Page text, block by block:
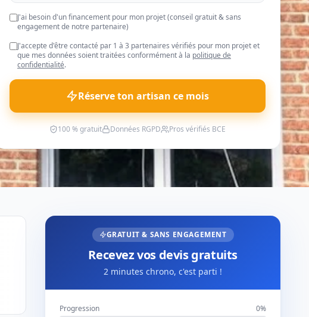
J'ai besoin d'un financement pour mon projet (conseil gratuit & sans
engagement de notre partenaire)
J'accepte d'être contacté par 1 à 3 partenaires vérifiés pour mon projet et
que mes données soient traitées conformément à la politique de
confidentialité.
Réserve ton artisan ce mois
100 % gratuit Données RGPD Pros vérifiés BCE
GRATUIT & SANS ENGAGEMENT
Recevez vos devis gratuits
2 minutes chrono, c'est parti !
Progression 0%